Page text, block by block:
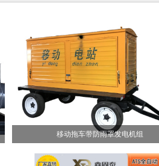
移动拖车带防雨罩发电机组